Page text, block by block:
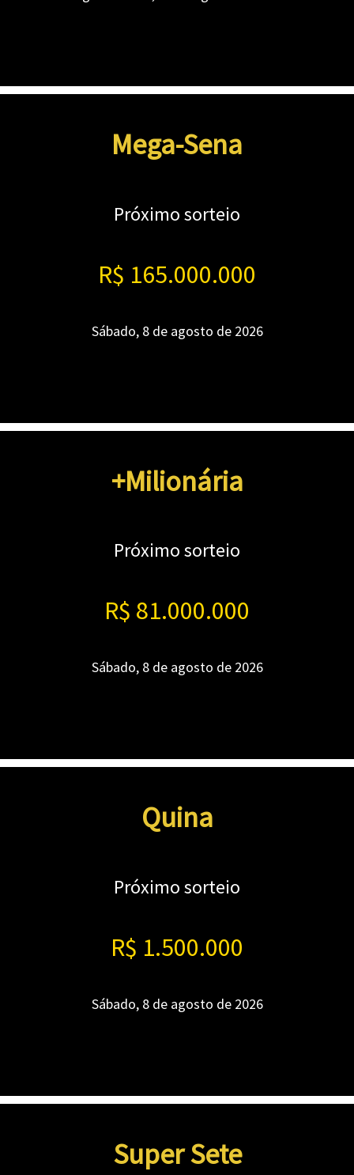
Mega-Sena
Próximo sorteio
R$ 165.000.000
Sábado, 8 de agosto de 2026
+Milionária
Próximo sorteio
R$ 81.000.000
Sábado, 8 de agosto de 2026
Quina
Próximo sorteio
R$ 1.500.000
Sábado, 8 de agosto de 2026
Super Sete